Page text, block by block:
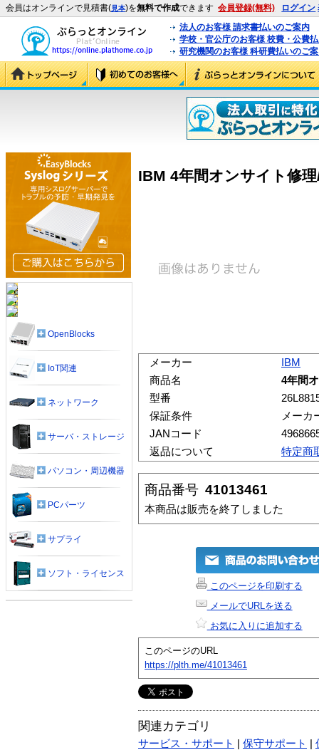
会員はオンラインで見積書(見本)を無料で作成できます 会員登録(無料) ログイン
法人のお客様 請求書払いのご案内
学校・官公庁のお客様 校費・公費
研究機関のお客様 科研費払いのご
IBM 4年間オンサイト修
メーカー
IBM
商品名
4年間
型番
保証条件
メーカ
JANコード
返品について
特定商
商品番号 41013461
本商品は販売を終了しました
このページを印刷する
メールでURLを送る
お気に入りに追加する
このページのURL
https://plth.me/41013461
関連カテゴリ
サービス・サポート 保守サポート
OpenBlocks
IoT関連
ネットワーク
サーバ・ストレージ
パソコン・周辺機器
PCパーツ
サプライ
ソフト・ライセンス